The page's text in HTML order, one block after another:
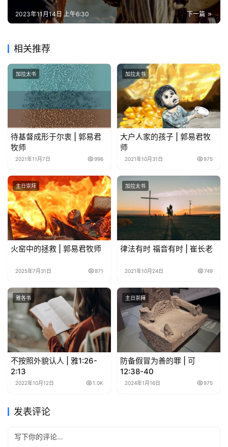
学
研
按
卷
热
点
回
关
于
我
们
下一篇
2023年11月14日 上午6:30
相关推荐
加拉太书
待基督成形于尔衷 | 郭易君
牧师
2021年11月7日 996
加拉太书
大户人家的孩子 | 郭易君牧
师
2021年10月31日 975
主日崇拜
火窑中的拯救 | 郭易君牧师
2025年7月31日 871
加拉太书
律法有时 福音有时 | 崔长老
2021年10月24日 749
雅各书
不按照外貌认人 | 雅1:26-
2:13
2022年10月12日 1.0K
主日崇拜
防备假冒为善的罪 | 可
12:38-40
2024年1月16日 975
发表评论